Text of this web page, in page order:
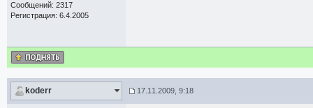
Сообщений: 2317
Регистрация: 6.4.2005
koderr 17.11.2009, 9:18